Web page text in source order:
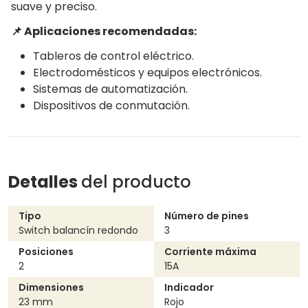
suave y preciso.
📌 Aplicaciones recomendadas:
Tableros de control eléctrico.
Electrodomésticos y equipos electrónicos.
Sistemas de automatización.
Dispositivos de conmutación.
Detalles del producto
Tipo
Switch balancín redondo
Número de pines
3
Posiciones
2
Corriente máxima
15A
Dimensiones
23 mm
Indicador
Rojo